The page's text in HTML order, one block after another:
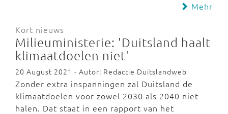
Mehr
Kort nieuws
Milieuministerie: 'Duitsland haalt
klimaatdoelen niet'
20 August 2021 - Autor: Redactie Duitslandweb
Zonder extra inspanningen zal Duitsland de
klimaatdoelen voor zowel 2030 als 2040 niet
halen. Dat staat in een rapport van het